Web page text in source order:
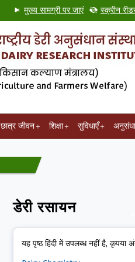
मुख्य सामग्री पर जाएं स्क्रीन
छात्र जीवन शिक्षा सुविधाएँ
डेरी रसायन
यह पृष्ठ हिंदी में उपलब्ध नहीं है,